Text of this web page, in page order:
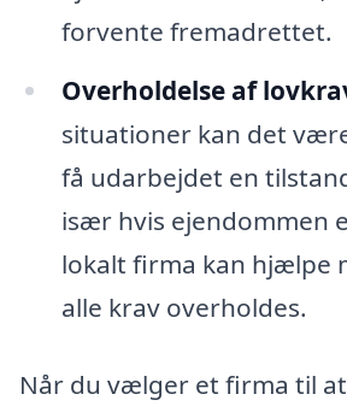
forvente fremadrettet.
Overholdelse af
situationer kan det
få udarbejdet en
især hvis ejendommen
lokalt firma kan hjælpe
alle krav overholdes.
Når du vælger et firma til